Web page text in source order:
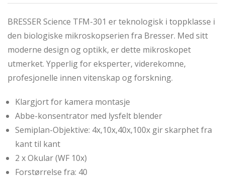
BRESSER Science TFM-301 er teknologisk i toppklasse i
den biologiske mikroskopserien fra Bresser. Med sitt
moderne design og optikk, er dette mikroskopet
utmerket. Ypperlig for eksperter, viderekomne,
profesjonelle innen vitenskap og forskning.
Klargjort for kamera montasje
Abbe-konsentrator med lysfelt blender
Semiplan-Objektive: 4x,10x,40x,100x gir skarphet fra
kant til kant
2 x Okular (WF 10x)
Forstørrelse fra: 40